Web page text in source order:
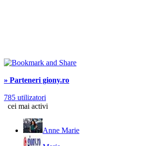
» Parteneri giony.ro
785 utilizatori
cei mai activi
Anne Marie